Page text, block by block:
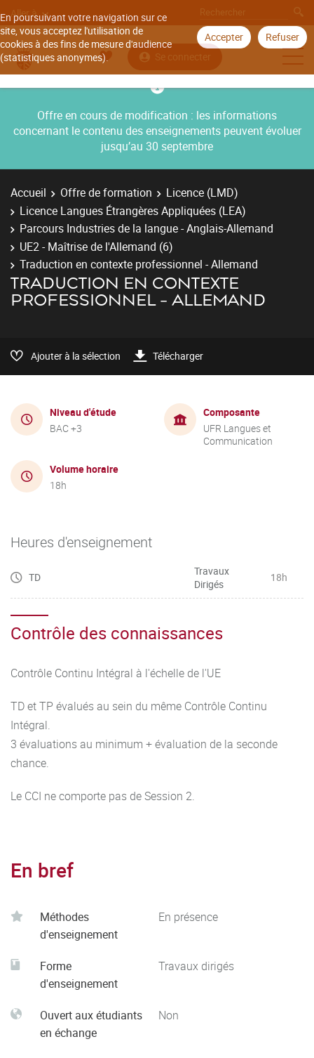
En poursuivant votre navigation sur ce
site, vous acceptez l'utilisation de
cookies à des fins de mesure d'audience
(statistiques anonymes).
Accepter Refuser
Aller à
Se connecter
Offre en cours de modification : les informations
concernant le contenu des enseignements peuvent évoluer
jusqu’au 30 septembre
Accueil Offre de formation
Licence (LMD)
Licence Langues Étrangères Appliquées (LEA)
Parcours Industries de la langue - Anglais-Allemand
UE2 - Maîtrise de l'Allemand (6)
Traduction en contexte professionnel - Allemand
TRADUCTION EN CONTEXTE
PROFESSIONNEL - ALLEMAND
Ajouter à la sélection Télécharger
Niveau d'étude
BAC +3
Composante
UFR Langues et
Communication
Volume horaire
18h
Heures d'enseignement
TD
Travaux
Dirigés
18h
Contrôle des connaissances
Contrôle Continu Intégral à l'échelle de l'UE
TD et TP évalués au sein du même Contrôle Continu
Intégral.
3 évaluations au minimum + évaluation de la seconde
chance.
Le CCI ne comporte pas de Session 2.
En bref
Méthodes
d'enseignement
En présence
Forme
d'enseignement
Travaux dirigés
Ouvert aux étudiants
en échange
Non